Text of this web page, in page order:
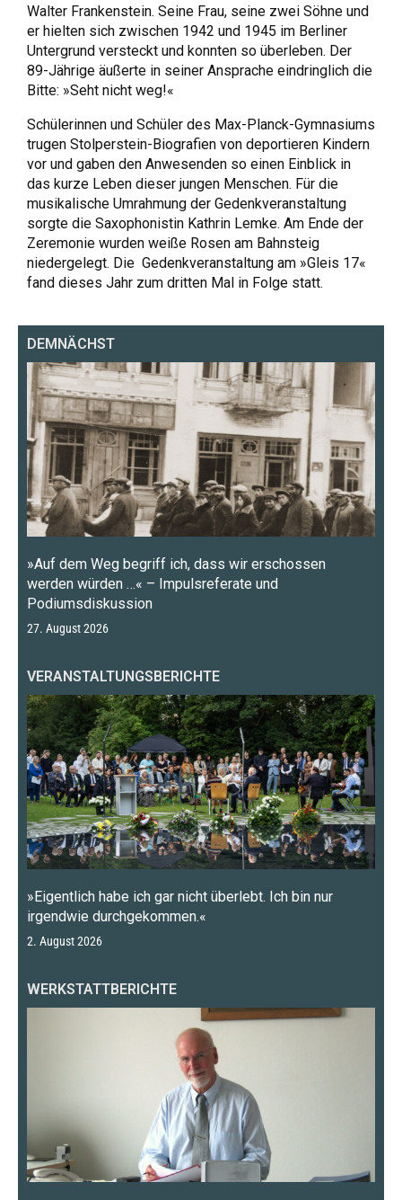
Walter Frankenstein. Seine Frau, seine zwei Söhne und
er hielten sich zwischen 1942 und 1945 im Berliner
Untergrund versteckt und konnten so überleben. Der
89-Jährige äußerte in seiner Ansprache eindringlich die
Bitte: »Seht nicht weg!«
Schülerinnen und Schüler des Max-Planck-Gymnasiums
trugen Stolperstein-Biografien von deportieren Kindern
vor und gaben den Anwesenden so einen Einblick in
das kurze Leben dieser jungen Menschen. Für die
musikalische Umrahmung der Gedenkveranstaltung
sorgte die Saxophonistin Kathrin Lemke. Am Ende der
Zeremonie wurden weiße Rosen am Bahnsteig
niedergelegt. Die Gedenkveranstaltung am »Gleis 17«
fand dieses Jahr zum dritten Mal in Folge statt.
DEMNÄCHST
»Auf dem Weg begriff ich, dass wir erschossen
werden würden …« – Impulsreferate und
Podiumsdiskussion
27. August 2026
VERANSTALTUNGSBERICHTE
»Eigentlich habe ich gar nicht überlebt. Ich bin nur
irgendwie durchgekommen.«
2. August 2026
WERKSTATTBERICHTE